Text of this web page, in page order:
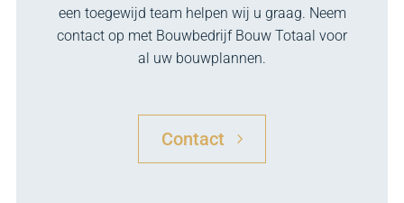
een toegewijd team helpen wij u graag. Neem
contact op met Bouwbedrijf Bouw Totaal voor
al uw bouwplannen.
Contact